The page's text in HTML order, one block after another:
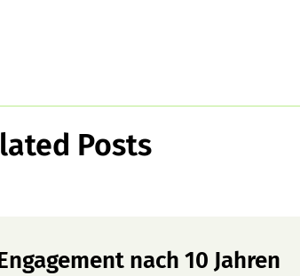
Posts
nach 10 Jahren